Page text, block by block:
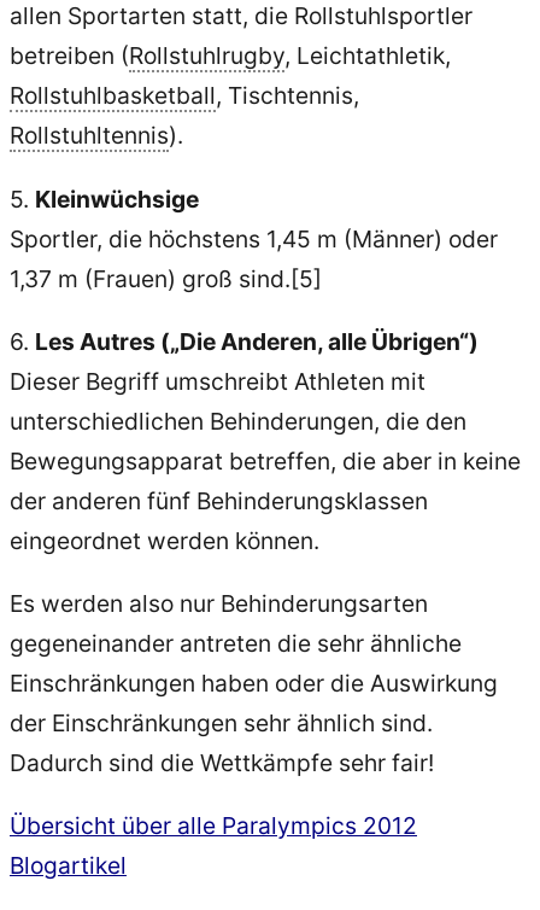
allen Sportarten statt, die Rollstuhlsportler
betreiben (Rollstuhlrugby, Leichtathletik,
Rollstuhlbasketball, Tischtennis,
Rollstuhltennis).
5. Kleinwüchsige
Sportler, die höchstens 1,45 m (Männer) oder
1,37 m (Frauen) groß sind.[5]
6. Les Autres („Die Anderen, alle Übrigen“)
Dieser Begriff umschreibt Athleten mit
unterschiedlichen Behinderungen, die den
Bewegungsapparat betreffen, die aber in keine
der anderen fünf Behinderungsklassen
eingeordnet werden können.
Es werden also nur Behinderungsarten
gegeneinander antreten die sehr ähnliche
Einschränkungen haben oder die Auswirkung
der Einschränkungen sehr ähnlich sind.
Dadurch sind die Wettkämpfe sehr fair!
Übersicht über alle Paralympics 2012
Blogartikel